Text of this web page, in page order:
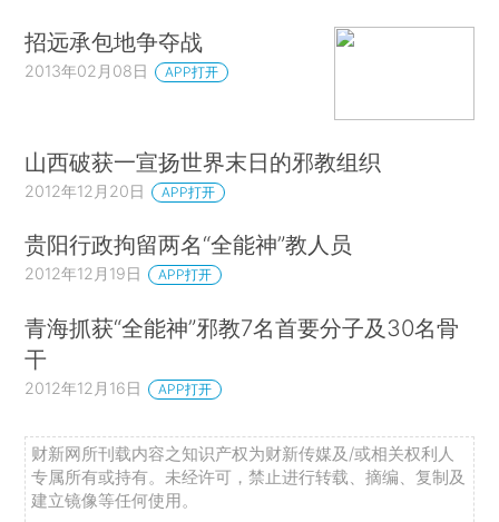
招远承包地争夺战
2013年02月08日 APP打开
山西破获一宣扬世界末日的邪教组织
2012年12月20日 APP打开
贵阳行政拘留两名“全能神”教人员
2012年12月19日 APP打开
青海抓获“全能神”邪教7名首要分子及30名骨
干
2012年12月16日 APP打开
财新网所刊载内容之知识产权为财新传媒及/或相关权利人
专属所有或持有。未经许可，禁止进行转载、摘编、复制及
建立镜像等任何使用。